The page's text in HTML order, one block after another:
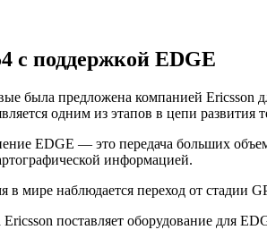
с поддержкой EDGE
была предложена компанией Ericsson
одним из этапов в цепи
EDGE — это передача больших
информацией.
в мире наблюдается переход от стадии
поставляет оборудование для